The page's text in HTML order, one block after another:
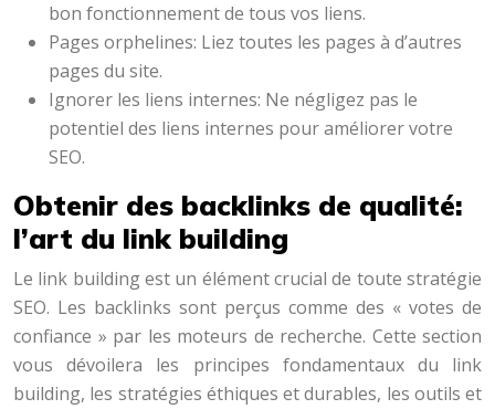
bon fonctionnement de tous vos liens.
Pages orphelines: Liez toutes les pages à d’autres
pages du site.
Ignorer les liens internes: Ne négligez pas le
potentiel des liens internes pour améliorer votre
SEO.
Obtenir des backlinks de qualité:
l’art du link building
Le link building est un élément crucial de toute stratégie
SEO. Les backlinks sont perçus comme des « votes de
confiance » par les moteurs de recherche. Cette section
vous dévoilera les principes fondamentaux du link
building, les stratégies éthiques et durables, les outils et